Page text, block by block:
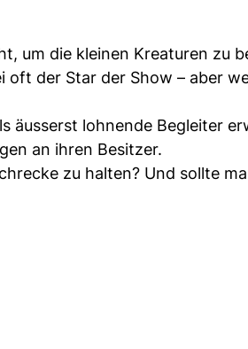
um die kleinen Kreaturen zu
der Star der Show – aber
äusserst lohnende Begleiter
an ihren Besitzer.
zu halten? Und sollte